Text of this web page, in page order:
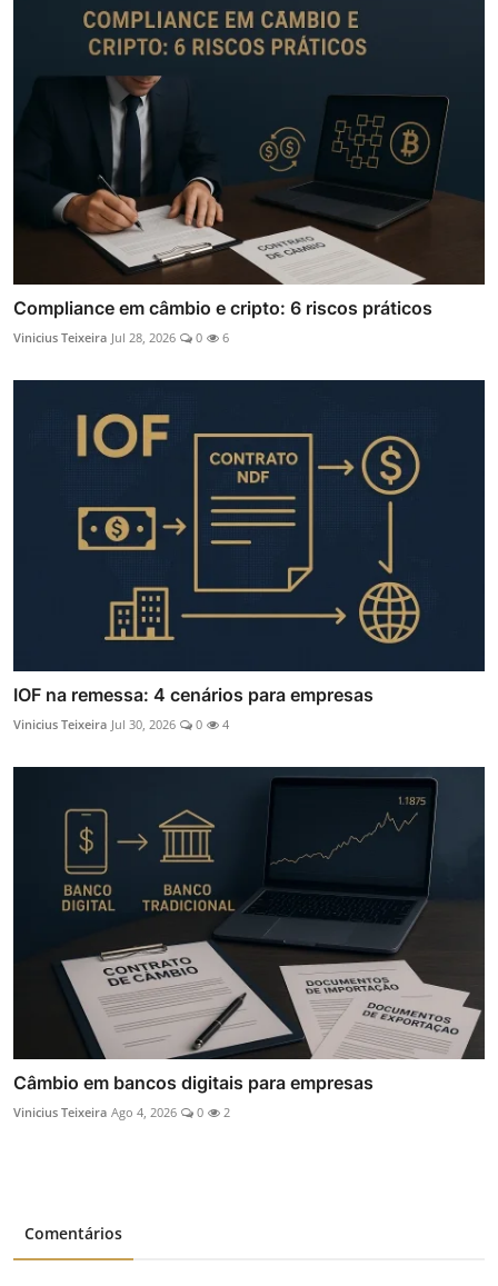
Compliance em câmbio e cripto: 6 riscos práticos
Vinicius Teixeira Jul 28, 2026 0 6
IOF na remessa: 4 cenários para empresas
Vinicius Teixeira Jul 30, 2026 0 4
Câmbio em bancos digitais para empresas
Vinicius Teixeira Ago 4, 2026 0 2
Comentários